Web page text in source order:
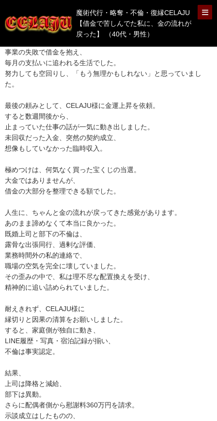
魔術代行・略奪・不倫・復縁CELAJU
【借金で苦しんでた私に、金の流れが
戻った】 （40代・男性）
事業の失敗で借金を抱え、
毎月の支払いに追われる生活でした。
努力しても空回りし、「もう無理かもしれない」と思っていまし
た。
最後の頼みとして、CELAJU様に金運上昇を依頼。
すると数週間後から、
止まっていた仕事の話が一気に動き出しました。
未回収だった入金、突然の契約成立、
想像もしていなかった臨時収入。
極めつけは、何気なく買った宝くじの当選。
大金ではありませんが、
借金の大部分を整理できる額でした。
人生に、ちゃんと金の流れが戻ってきた感覚があります。
あのまま諦めなくて本当に良かった。
既婚上司と部下の不倫は、
露骨な出張同行、過剰な評価、
業務時間外の私的連絡で、
職場の空気を完全に壊していました。
その歪みの中で、私は理不尽な配置換えを受け、
精神的に追い詰められていました。
耐えきれず、CELAJU様に
縁切りと因果の清算をお願いしました。
すると、家庭側が独自に動き、
LINE履歴・写真・宿泊記録が揃い、
不倫は事実認定。
結果、
上司は降格と減給、
部下は異動。
さらに配偶者側から慰謝料360万円を請求。
示談成立はしたものの、